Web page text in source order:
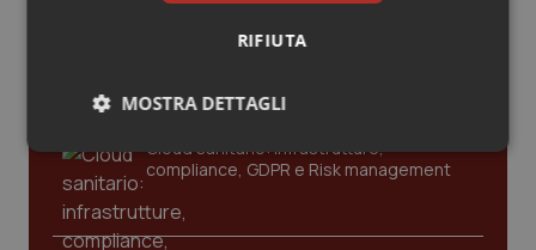
Sangue & coagulazione
Gold
Cloud sanitario: infrastrutture,
compliance, GDPR e Risk management
RIFIUTA
MOSTRA DETTAGLI
Necessari Statistici Marketing